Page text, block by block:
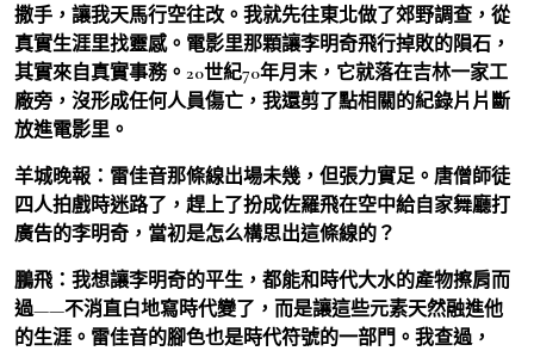
撒手，讓我天馬行空往改。我就先往東北做了郊野調查，從
真實生涯里找靈感。電影里那顆讓李明奇飛行掉敗的隕石，
其實來自真實事務。20世紀70年月末，它就落在吉林一家工
廠旁，沒形成任何人員傷亡，我還剪了點相關的紀錄片片斷
放進電影里。
羊城晚報：雷佳音那條線出場未幾，但張力實足。唐僧師徒
四人拍戲時迷路了，趕上了扮成佐羅飛在空中給自家舞廳打
廣告的李明奇，當初是怎么構思出這條線的？
鵬飛： 我想讓李明奇的平生，都能和時代大水的產物擦肩而
過——不消直白地寫時代變了，而是讓這些元素天然融進他
的生涯。雷佳音的腳色也是時代符號的一部門。我查過，